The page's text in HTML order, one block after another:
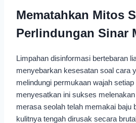
Mematahkan Mitos
Perlindungan Sinar
Limpahan disinformasi bertebaran
menyebarkan kesesatan soal cara
melindungi permukaan wajah
menyesatkan ini sukses
merasa seolah telah memakai baju
kulitnya tengah dirusak secara